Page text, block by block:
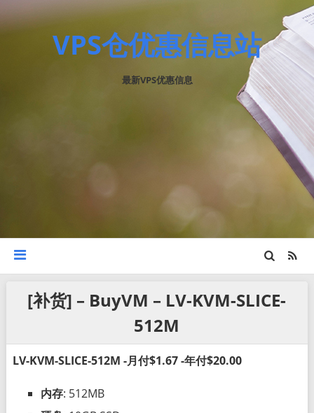
VPS仓优惠信息站
最新VPS优惠信息
[补货] – BuyVM – LV-KVM-SLICE-
512M
LV-KVM-SLICE-512M -月付$1.67 -年付$20.00
内存: 512MB